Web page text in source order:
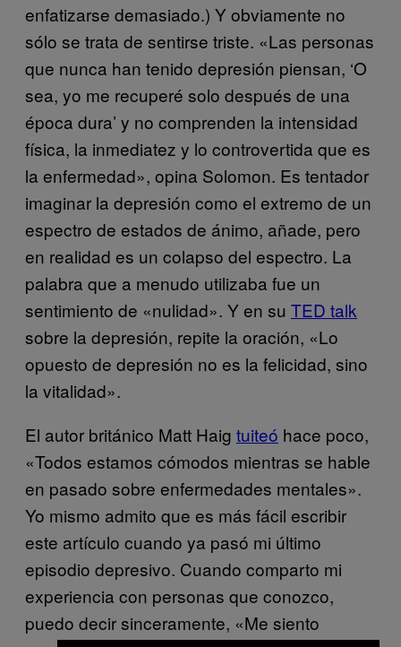
enfatizarse demasiado.) Y obviamente no
sólo se trata de sentirse triste. «Las personas
que nunca han tenido depresión piensan, ‘O
sea, yo me recuperé solo después de una
época dura’ y no comprenden la intensidad
física, la inmediatez y lo controvertida que es
la enfermedad», opina Solomon. Es tentador
imaginar la depresión como el extremo de un
espectro de estados de ánimo, añade, pero
en realidad es un colapso del espectro. La
palabra que a menudo utilizaba fue un
sentimiento de «nulidad». Y en su TED talk
sobre la depresión, repite la oración, «Lo
opuesto de depresión no es la felicidad, sino
la vitalidad».
El autor británico Matt Haig tuiteó hace poco,
«Todos estamos cómodos mientras se hable
en pasado sobre enfermedades mentales».
Yo mismo admito que es más fácil escribir
este artículo cuando ya pasó mi último
episodio depresivo. Cuando comparto mi
experiencia con personas que conozco,
puedo decir sinceramente, «Me siento